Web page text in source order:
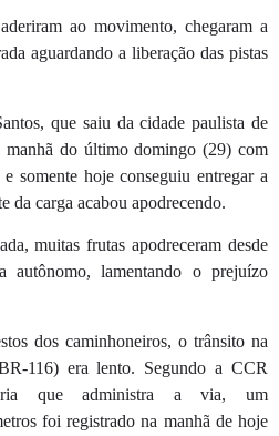
ao movimento, chegaram a
aguardando a liberação das pistas
que saiu da cidade paulista de
manhã do último domingo (29) com
somente hoje conseguiu entregar a
da carga acabou apodrecendo.
muitas frutas apodreceram desde
autônomo, lamentando o prejuízo
dos caminhoneiros, o trânsito na
116) era lento. Segundo a CCR
que administra a via, um
foi registrado na manhã de hoje